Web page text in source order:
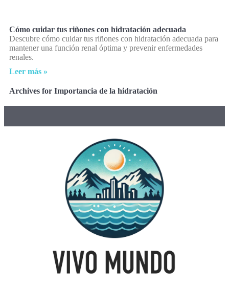
Cómo cuidar tus riñones con hidratación adecuada
Descubre cómo cuidar tus riñones con hidratación adecuada para
mantener una función renal óptima y prevenir enfermedades
renales.
Leer más »
Archives for Importancia de la hidratación